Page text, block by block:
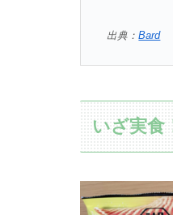
出典：Bard
いざ実食